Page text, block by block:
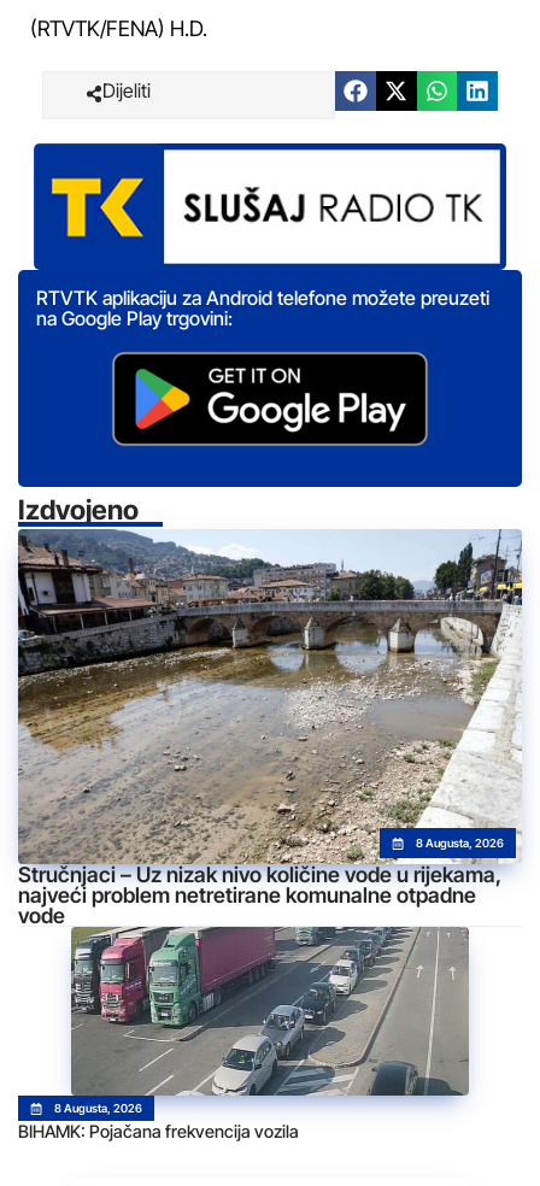
(RTVTK/FENA) H.D.
Dijeliti
RTVTK aplikaciju za Android telefone možete preuzeti
na Google Play trgovini:
Izdvojeno
8 Augusta, 2026
Stručnjaci – Uz nizak nivo količine vode u rijekama,
najveći problem netretirane komunalne otpadne
vode
8 Augusta, 2026
BIHAMK: Pojačana frekvencija vozila